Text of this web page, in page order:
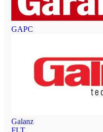
GAPC
Galanz
FLT